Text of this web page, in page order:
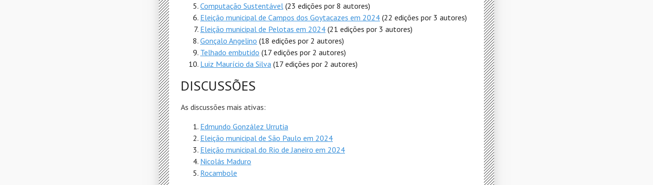
Computação Sustentável (23 edições por 8 autores)
Eleição municipal de Campos dos Goytacazes em 2024 (22 edições por 3 autores)
Eleição municipal de Pelotas em 2024 (21 edições por 3 autores)
Gonçalo Angelino (18 edições por 2 autores)
Telhado embutido (17 edições por 2 autores)
Luiz Maurício da Silva (17 edições por 2 autores)
DISCUSSÕES
As discussões mais ativas:
Edmundo González Urrutia
Eleição municipal de São Paulo em 2024
Eleição municipal do Rio de Janeiro em 2024
Nicolás Maduro
Rocambole